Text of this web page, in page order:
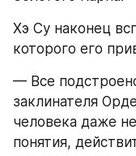
Хэ Су наконец
которого его
— Все
заклинателя
человека даже
понятия,